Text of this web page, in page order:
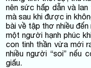
nên sức hấp dẫn và
mà sau khi được in
bài về tập thơ nhiều
một người hạnh phúc
con tinh thần vừa mới
nhiều người “soi” nếu
giấu.